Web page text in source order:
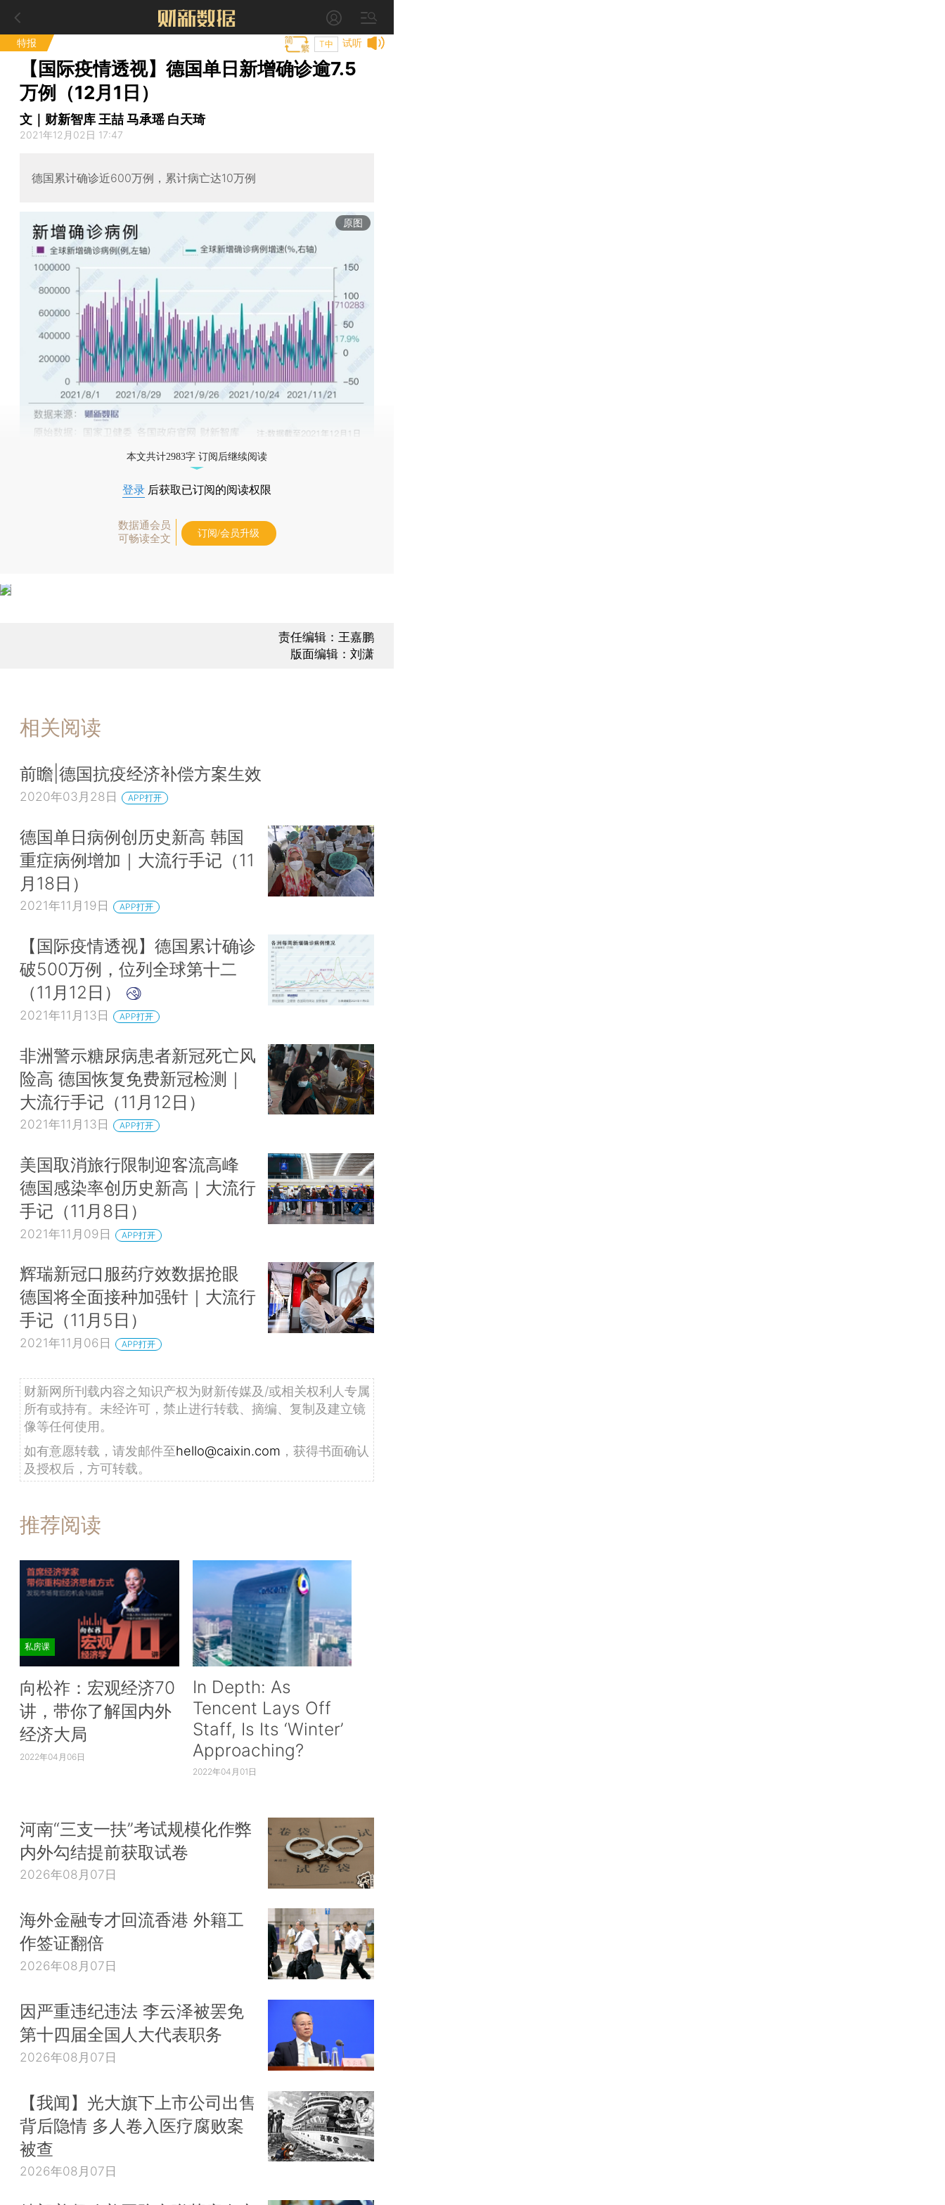
特报 试听
T中
【国际疫情透视】德国单日新增确诊逾7.5
万例（12月1日）
文｜财新智库 王喆 马承瑶 白天琦
2021年12月02日 17:47
德国累计确诊近600万例，累计病亡达10万例
原图
本文共计2983字 订阅后继续阅读
登录 后获取已订阅的阅读权限
数据通会员
可畅读全文
订阅/会员升级
责任编辑：王嘉鹏
版面编辑：刘潇
相关阅读
前瞻|德国抗疫经济补偿方案生效
2020年03月28日 APP打开
德国单日病例创历史新高 韩国
重症病例增加｜大流行手记（11
月18日）
2021年11月19日 APP打开
【国际疫情透视】德国累计确诊
破500万例，位列全球第十二
（11月12日）
2021年11月13日 APP打开
非洲警示糖尿病患者新冠死亡风
险高 德国恢复免费新冠检测｜
大流行手记（11月12日）
2021年11月13日 APP打开
美国取消旅行限制迎客流高峰
德国感染率创历史新高｜大流行
手记（11月8日）
2021年11月09日 APP打开
辉瑞新冠口服药疗效数据抢眼
德国将全面接种加强针｜大流行
手记（11月5日）
2021年11月06日 APP打开
财新网所刊载内容之知识产权为财新传媒及/或相关权利人专属
所有或持有。未经许可，禁止进行转载、摘编、复制及建立镜
像等任何使用。
如有意愿转载，请发邮件至hello@caixin.com ，获得书面确认
及授权后，方可转载。
推荐阅读
私房课
向松祚：宏观经济70
讲，带你了解国内外
经济大局
2022年04月06日
In Depth: As
Tencent Lays Off
Staff, Is Its ‘Winter’
Approaching?
2022年04月01日
河南“三支一扶”考试规模化作弊
内外勾结提前获取试卷
2026年08月07日
海外金融专才回流香港 外籍工
作签证翻倍
2026年08月07日
因严重违纪违法 李云泽被罢免
第十四届全国人大代表职务
2026年08月07日
【我闻】光大旗下上市公司出售
背后隐情 多人卷入医疗腐败案
被查
2026年08月07日